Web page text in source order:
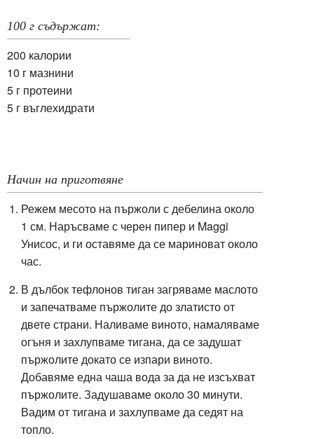
100 г съдържат:
200 калории
10 г мазнини
5 г протеини
5 г въглехидрати
Начин на приготвяне
Режем месото на пържоли с дебелина около
1 см. Наръсваме с черен пипер и Maggi
Унисос, и ги оставяме да се мариноват около
час.
В дълбок тефлонов тиган загряваме маслото
и запечатваме пържолите до златисто от
двете страни. Наливаме виното, намаляваме
огъня и захлупваме тигана, да се задушат
пържолите докато се изпари виното.
Добавяме една чаша вода за да не изсъхват
пържолите. Задушаваме около 30 минути.
Вадим от тигана и захлупваме да седят на
топло.